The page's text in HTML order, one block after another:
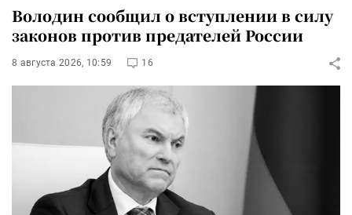
Володин сообщил о вступлении в силу
законов против предателей России
8 августа 2026, 10:59 16